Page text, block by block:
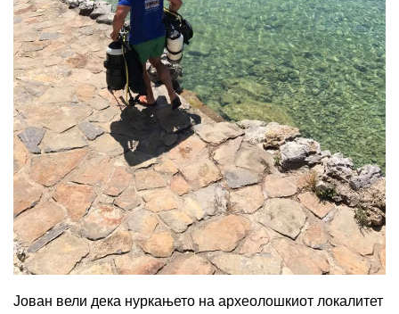
Јован вели дека нуркањето на археолошкиот локалитет